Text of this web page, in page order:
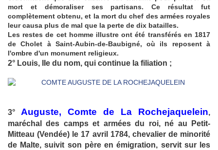
mort et démoraliser ses partisans. Ce résultat fut
complètement obtenu, et la mort du chef des armées royales
leur causa plus de mal que la perte de dix batailles.
Les restes de cet homme illustre ont été transférés en 1817
de Cholet à Saint-Aubin-de-Baubigné, où ils reposent à
l'ombre d'un monument religieux.
2° Louis, IIe du nom, qui continue la filiation ;
3° Auguste, Comte de La Rochejaquelein,
maréchal des camps et armées du roi, né au Petit-
Mitteau (Vendée) le 17 avril 1784, chevalier de minorité
de Malte, suivit son père en émigration, servit sur les